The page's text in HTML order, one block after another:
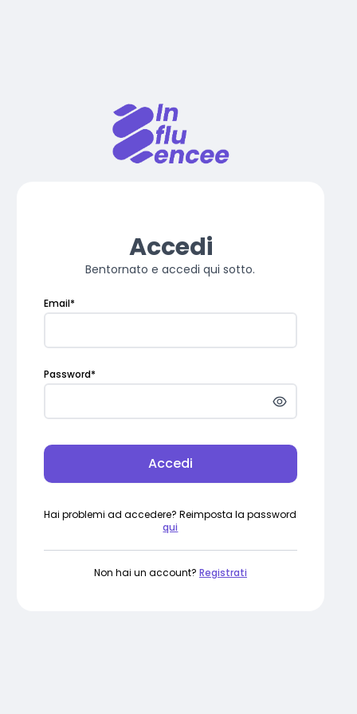
Accedi
Bentornato e accedi qui sotto.
Email*
Password*
Accedi
Hai problemi ad accedere? Reimposta la password
qui
Non hai un account? Registrati